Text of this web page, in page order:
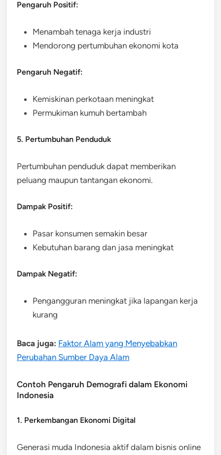
Pengaruh Positif:
Menambah tenaga kerja industri
Mendorong pertumbuhan ekonomi kota
Pengaruh Negatif:
Kemiskinan perkotaan meningkat
Permukiman kumuh bertambah
5. Pertumbuhan Penduduk
Pertumbuhan penduduk dapat memberikan
peluang maupun tantangan ekonomi.
Dampak Positif:
Pasar konsumen semakin besar
Kebutuhan barang dan jasa meningkat
Dampak Negatif:
Pengangguran meningkat jika lapangan kerja
kurang
Baca juga: Faktor Alam yang Menyebabkan
Perubahan Sumber Daya Alam
Contoh Pengaruh Demografi dalam Ekonomi
Indonesia
1. Perkembangan Ekonomi Digital
Generasi muda Indonesia aktif dalam bisnis online